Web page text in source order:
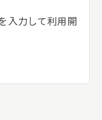
入力して利用開